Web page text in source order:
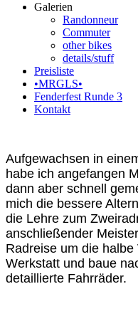
Galerien
Randonneur
Commuter
other bikes
details/stuff
Preisliste
•MRGLS•
Fenderfest Runde 3
Kontakt
Aufgewachsen in
habe ich angefangen
dann aber schnell
mich die bessere
die Lehre zum
anschließender
Radreise um die
Werkstatt und baue
detaillierte Fahrräder.